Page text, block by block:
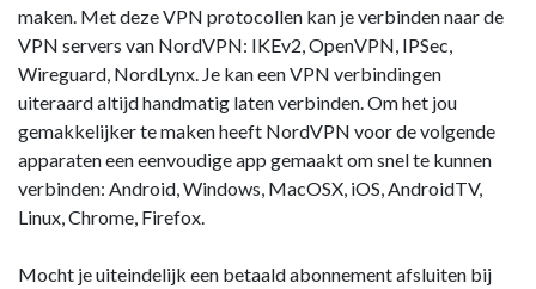
maken. Met deze VPN protocollen kan je verbinden naar de
VPN servers van NordVPN: IKEv2, OpenVPN, IPSec,
Wireguard, NordLynx. Je kan een VPN verbindingen
uiteraard altijd handmatig laten verbinden. Om het jou
gemakkelijker te maken heeft NordVPN voor de volgende
apparaten een eenvoudige app gemaakt om snel te kunnen
verbinden: Android, Windows, MacOSX, iOS, AndroidTV,
Linux, Chrome, Firefox.
Mocht je uiteindelijk een betaald abonnement afsluiten bij